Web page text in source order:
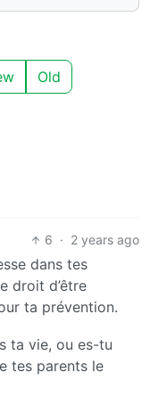
Old
6 · 2 years ago
dans tes
droit d’être
ta prévention.
ta vie, ou es-tu
tes parents le